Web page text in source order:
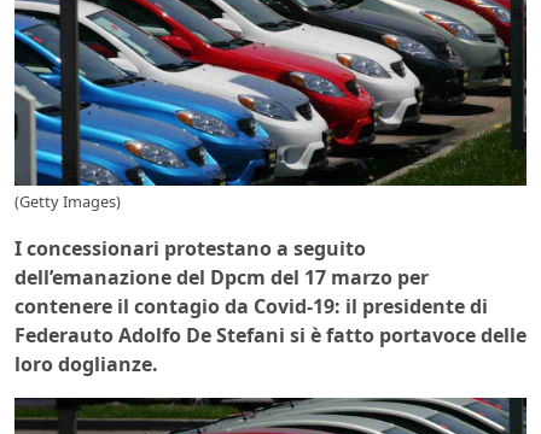
(Getty Images)
I concessionari protestano a seguito
dell’emanazione del Dpcm del 17 marzo per
contenere il contagio da Covid-19: il presidente di
Federauto Adolfo De Stefani si è fatto portavoce delle
loro doglianze.